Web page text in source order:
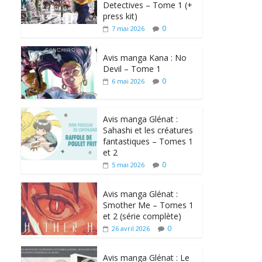
Detectives – Tome 1 (+
press kit)
7 mai 2026 0
Avis manga Kana : No
Devil – Tome 1
6 mai 2026 0
Avis manga Glénat :
Sahashi et les créatures
fantastiques – Tomes 1
et 2
5 mai 2026 0
Avis manga Glénat :
Smother Me – Tomes 1
et 2 (série complète)
26 avril 2026 0
Avis manga Glénat : Le